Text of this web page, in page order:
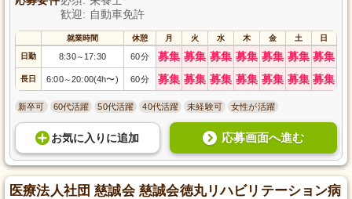
歓迎: 自動車免許
就業時間 休憩 月 火 水 木 金 土 日
日勤 8:30～ 17:30 60分 募集 募集 募集 募集 募集 募集 募集
長日 6:00～20:00(4h〜) 60分 募集 募集 募集 募集 募集 募集 募集
新卒可 60代活躍 50代活躍 40代活躍 未経験可 女性が活躍
お気に入り に追加 応募画面へ進む
医療法人社団 慈誠会 慈誠会徳丸リハビリテーション病